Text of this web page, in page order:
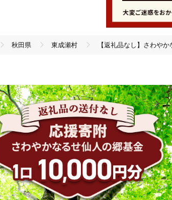
秋田県 東成瀬村 【返礼品なし】さわや